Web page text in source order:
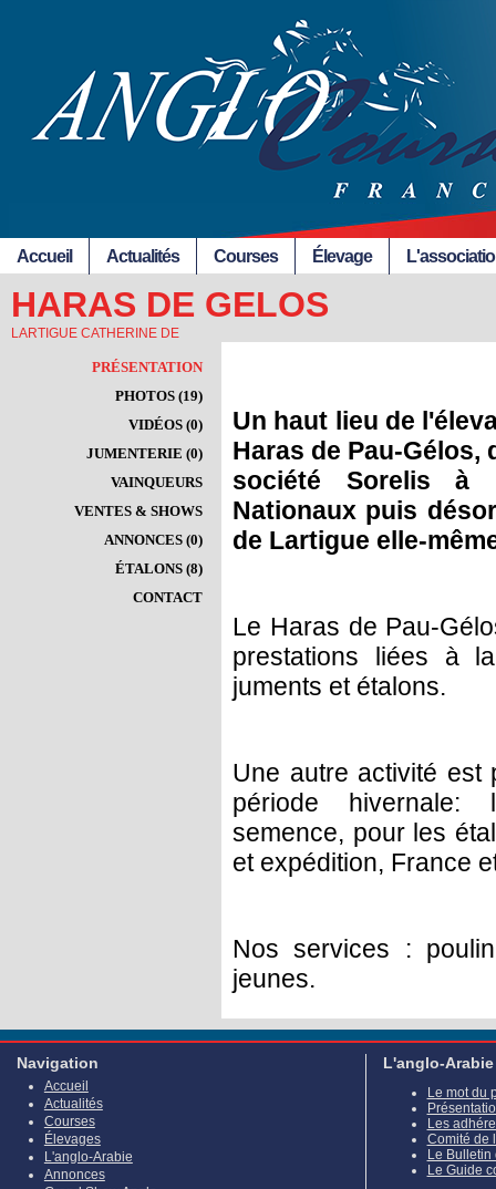
Accueil Actualités Courses Élevage
HARAS DE GELOS
LARTIGUE CATHERINE DE
PRÉSENTATION
PHOTOS (19)
VIDÉOS (0)
JUMENTERIE (0)
VAINQUEURS
VENTES & SHOWS
ANNONCES (0)
ÉTALONS (8)
CONTACT
Un haut lieu de
Haras de Pau-Gélos,
société Sorelis à
Nationaux puis
de Lartigue elle-
Le Haras de Pau-
prestations liées à
juments et étalons.
Une autre activité est
période hivernale:
semence, pour les
et expédition, France
Nos services :
jeunes.
Navigation
Accueil
Actualités
Courses
Élevages
L'anglo-Arabie
Annonces
L'anglo-Arabie
Le mot du
Les
Comité de
Le Bulletin
Le Guide